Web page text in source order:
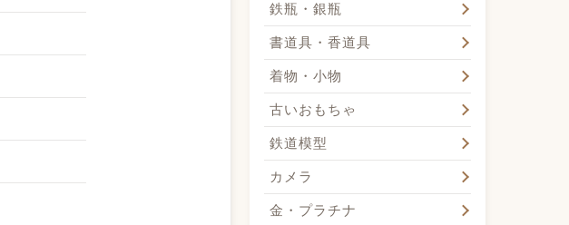
鉄瓶・銀瓶
書道具・香道具
着物・小物
古いおもちゃ
鉄道模型
カメラ
金・プラチナ